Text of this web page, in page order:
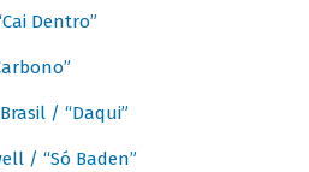
Dentro”
/ “Daqui”
/ “Só Baden”